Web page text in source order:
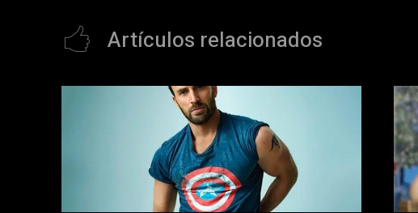
Artículos relacionados